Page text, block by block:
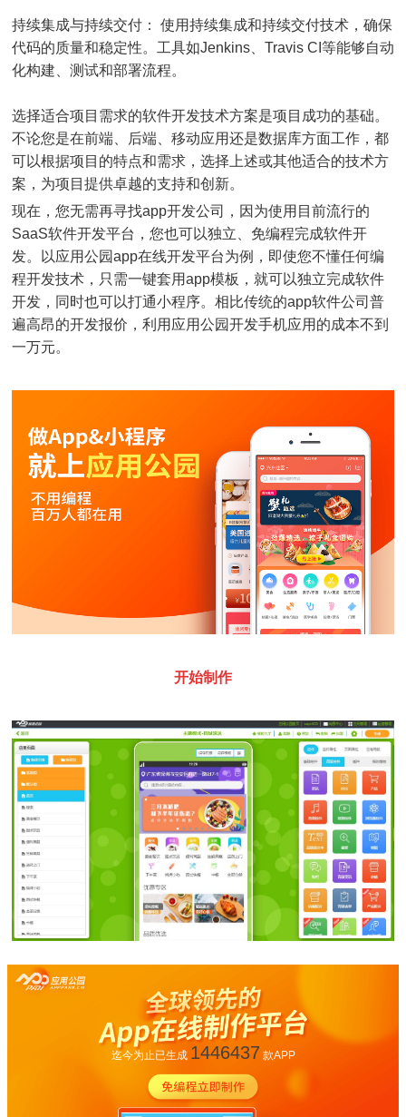
持续集成与持续交付： 使用持续集成和持续交付技术，确保
代码的质量和稳定性。工具如Jenkins、Travis CI等能够自动
化构建、测试和部署流程。
选择适合项目需求的软件开发技术方案是项目成功的基础。
不论您是在前端、后端、移动应用还是数据库方面工作，都
可以根据项目的特点和需求，选择上述或其他适合的技术方
案，为项目提供卓越的支持和创新。
现在，您无需再寻找app开发公司，因为使用目前流行的
SaaS软件开发平台，您也可以独立、免编程完成软件开
发。以应用公园app在线开发平台为例，即使您不懂任何编
程开发技术，只需一键套用app模板，就可以独立完成软件
开发，同时也可以打通小程序。相比传统的app软件公司普
遍高昂的开发报价，利用应用公园开发手机应用的成本不到
一万元。
开始制作
迄今为止已生成 1446437 款APP